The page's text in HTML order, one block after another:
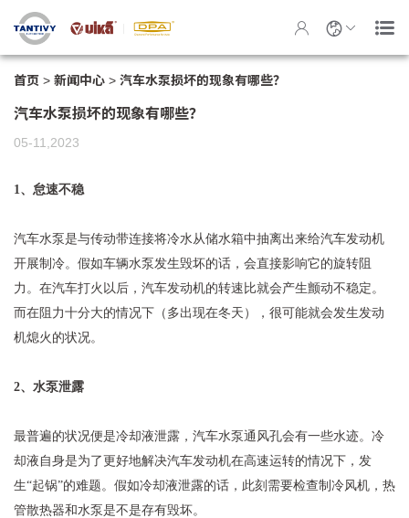
首页 > 新闻中心 > 汽车水泵损坏的现象有哪些？
汽车水泵损坏的现象有哪些？
05-11,2023
1、怠速不稳
汽车水泵是与传动带连接将冷水从储水箱中抽离出来给汽车发动机
开展制冷。假如车辆水泵发生毁坏的话，会直接影响它的旋转阻
力。在汽车打火以后，汽车发动机的转速比就会产生颤动不稳定。
而在阻力十分大的情况下（多出现在冬天），很可能就会发生发动
机熄火的状况。
2、水泵泄露
最普遍的状况便是冷却液泄露，汽车水泵通风孔会有一些水迹。冷
却液自身是为了更好地解决汽车发动机在高速运转的情况下，发
生“起锅”的难题。假如冷却液泄露的话，此刻需要检查制冷风机，热
管散热器和水泵是不是存有毁坏。